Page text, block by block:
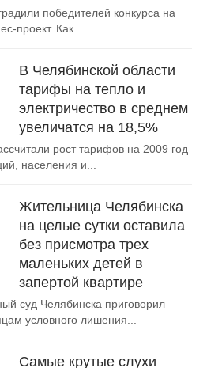
победителей конкурса на
проект. Как...
В Челябинской области
тарифы на тепло и
электричество в среднем
увеличатся на 18,5%
рост тарифов на 2009 год
населения и...
Жительница Челябинска
на целые сутки оставила
без присмотра трех
маленьких детей в
запертой квартире
суд Челябинска приговорил
условного лишения...
Самые крутые слухи